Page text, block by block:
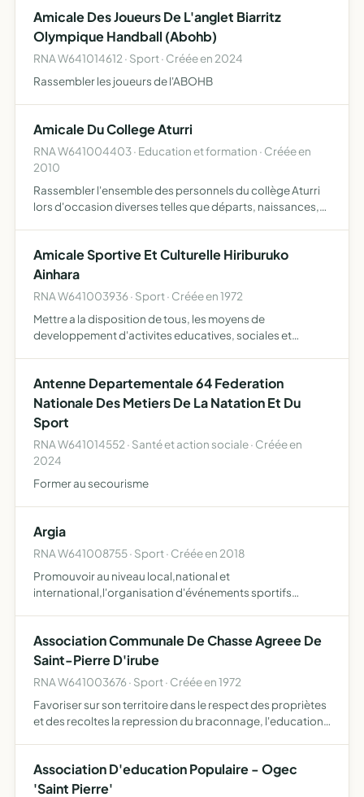
Amicale Des Joueurs De L'anglet Biarritz
Olympique Handball (Abohb)
RNA W641014612 · Sport · Créée en 2024
Rassembler les joueurs de l'ABOHB
Amicale Du College Aturri
RNA W641004403 · Education et formation · Créée en
2010
Rassembler l'ensemble des personnels du collège Aturri
lors d'occasion diverses telles que départs, naissances,
Amicale Sportive Et Culturelle Hiriburuko
Ainhara
RNA W641003936 · Sport · Créée en 1972
Mettre a la disposition de tous, les moyens de
developpement d'activites educatives, sociales et
Antenne Departementale 64 Federation
Nationale Des Metiers De La Natation Et Du
Sport
RNA W641014552 · Santé et action sociale · Créée en
2024
Former au secourisme
Argia
RNA W641008755 · Sport · Créée en 2018
Promouvoir au niveau local,national et
international,l'organisation d'événements sportifs
professionnels et les partenai…
Association Communale De Chasse Agreee De
Saint-Pierre D'irube
RNA W641003676 · Sport · Créée en 1972
Favoriser sur son territoire dans le respect des propriètes
et des recoltes la repression du braconnage, l'education
Association D'education Populaire - Ogec
'Saint Pierre'